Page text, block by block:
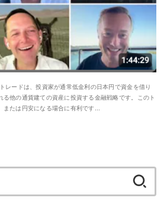
レードは、投資家が通常低金利の日本円で資金を借り
る他の通貨建ての資産に投資する金融戦略です。このト
たは円安になる場合に有利です...
索: